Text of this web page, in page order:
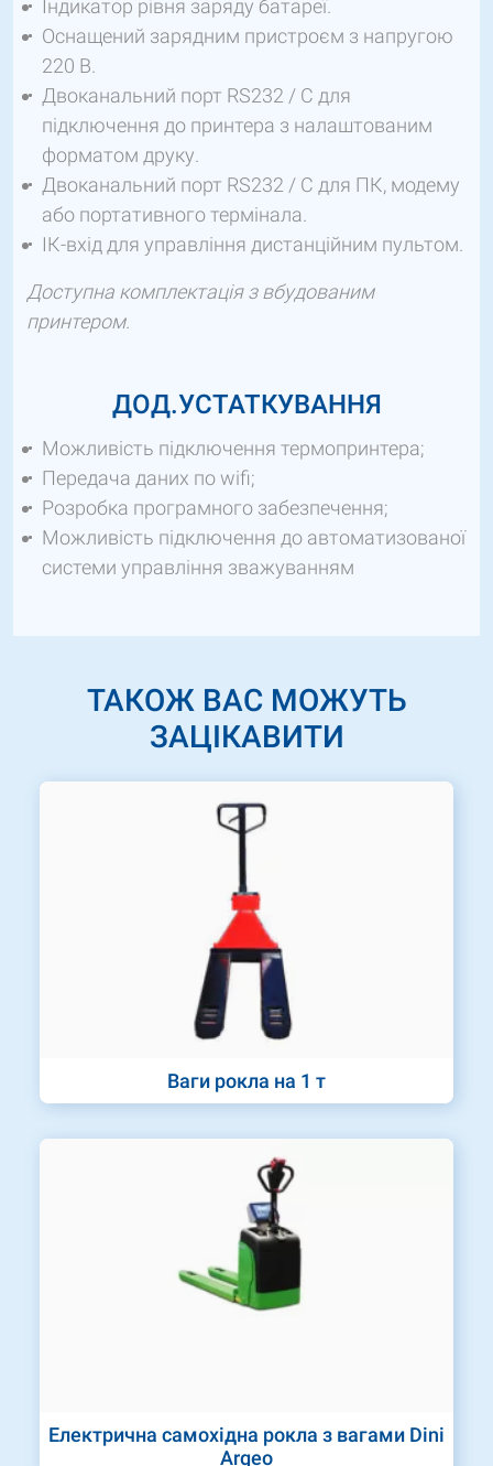
Індикатор рівня заряду батареї.
Оснащений зарядним пристроєм з напругою
220 В.
Двоканальний порт RS232 / C для
підключення до принтера з налаштованим
форматом друку.
Двоканальний порт RS232 / C для ПК, модему
або портативного термінала.
ІК-вхід для управління дистанційним пультом.
Доступна комплектація з вбудованим
принтером.
ДОД.УСТАТКУВАННЯ
Можливість підключення термопринтера;
Передача даних по wifi;
Розробка програмного забезпечення;
Можливість підключення до автоматизованої
системи управління зважуванням
ТАКОЖ ВАС МОЖУТЬ
ЗАЦІКАВИТИ
Ваги рокла на 1 т
Електрична самохідна рокла з вагами Dini
Argeo